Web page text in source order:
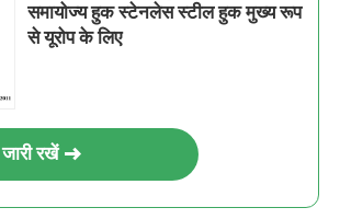
समायोज्य हुक स्टेनलेस स्टील हुक मुख्य रूप
से यूरोप के लिए
जारी रखें